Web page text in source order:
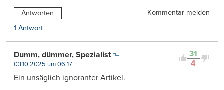
Antworten
Kommentar melden
1 Antwort
31
4
Dumm, dümmer, Spezialist
03.10.2025 um 06:17
Ein unsäglich ignoranter Artikel.